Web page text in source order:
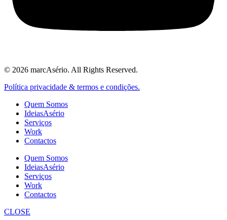
© 2026 marcAsério. All Rights Reserved.
Política privacidade & termos e condições.
Quem Somos
IdeiasAsério
Serviços
Work
Contactos
Quem Somos
IdeiasAsério
Serviços
Work
Contactos
CLOSE